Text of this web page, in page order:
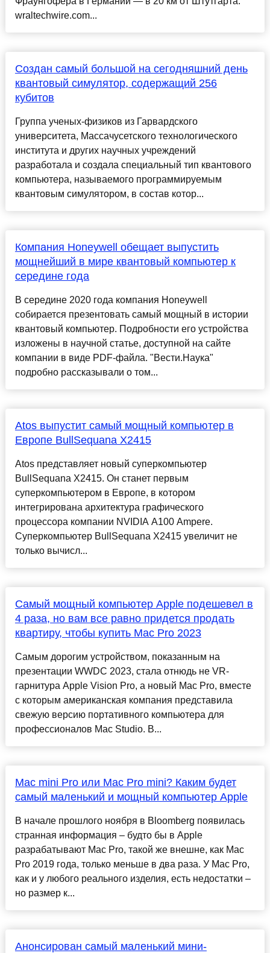
wraltechwire.com...
Создан самый большой на сегодняшний день
квантовый симулятор, содержащий 256
кубитов
Группа ученых-физиков из Гарвардского
университета, Массачусетского технологического
института и других научных учреждений
разработала и создала специальный тип квантового
компьютера, называемого программируемым
квантовым симулятором, в состав котор...
Компания Honeywell обещает выпустить
мощнейший в мире квантовый компьютер к
середине года
В середине 2020 года компания Honeywell
собирается презентовать самый мощный в истории
квантовый компьютер. Подробности его устройства
изложены в научной статье, доступной на сайте
компании в виде PDF-файла. "Вести.Наука"
подробно рассказывали о том...
Atos выпустит самый мощный компьютер в
Европе BullSequana X2415
Atos представляет новый суперкомпьютер
BullSequana X2415. Он станет первым
суперкомпьютером в Европе, в котором
интегрирована архитектура графического
процессора компании NVIDIA A100 Ampere.
Суперкомпьютер BullSequana X2415 увеличит не
только вычисл...
Самый мощный компьютер Apple подешевел в
4 раза, но вам все равно придется продать
квартиру, чтобы купить Mac Pro 2023
Самым дорогим устройством, показанным на
презентации WWDC 2023, стала отнюдь не VR-
гарнитура Apple Vision Pro, а новый Mac Pro, вместе
с которым американская компания представила
свежую версию портативного компьютера для
профессионалов Mac Studio. В...
Mac mini Pro или Mac Pro mini? Каким будет
самый маленький и мощный компьютер Apple
В начале прошлого ноября в Bloomberg появилась
странная информация – будто бы в Apple
разрабатывают Mac Pro, такой же внешне, как Mac
Pro 2019 года, только меньше в два раза. У Mac Pro,
как и у любого реального изделия, есть недостатки –
но размер к...
Анонсирован самый маленький мини-